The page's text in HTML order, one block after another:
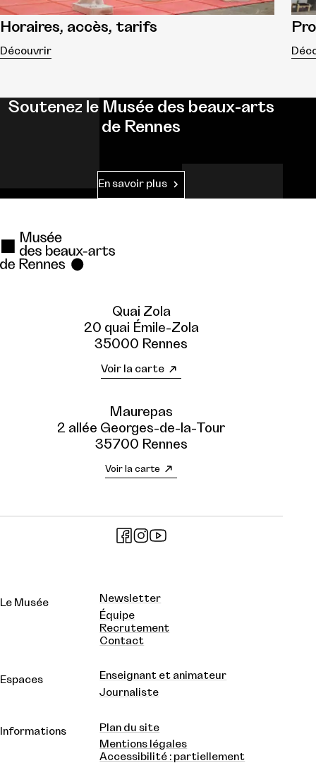
Horaires, accès, tarifs
Découvrir
Soutenez le Musée des beaux-arts
de Rennes
En savoir plus
Quai Zola
20 quai Émile-Zola
35000 Rennes
Voir la carte
Maurepas
2 allée Georges-de-la-Tour
35700 Rennes
Voir la carte
Le Musée
Newsletter
Équipe
Recrutement
Contact
Espaces
Enseignant et animateur
Journaliste
Informations
Plan du site
Mentions légales
Accessibilité : partiellement